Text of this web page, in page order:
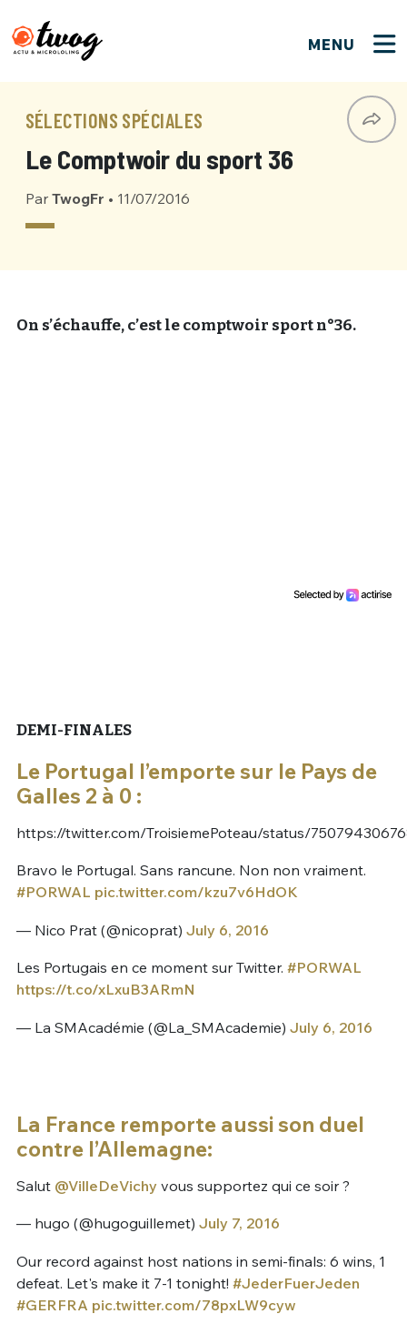
MENU
SÉLECTIONS SPÉCIALES
Le Comptwoir du sport 36
Par TwogFr • 11/07/2016
On s’échauffe, c’est le comptwoir sport n°36.
DEMI-FINALES
Le Portugal l’emporte sur le Pays de
Galles 2 à 0 :
https://twitter.com/TroisiemePoteau/status/
Bravo le Portugal. Sans rancune. Non non vraiment.
#PORWAL pic.twitter.com/kzu7v6HdOK
— Nico Prat (@nicoprat) July 6, 2016
Les Portugais en ce moment sur Twitter. #PORWAL
https://t.co/xLxuB3ARmN
— La SMAcadémie (@La_SMAcademie) July 6, 2016
La France remporte aussi son duel
contre l’Allemagne:
Salut @VilleDeVichyvous supportez qui ce soir ?
— hugo (@hugoguillemet) July 7, 2016
Our record against host nations in semi-finals: 6 wins, 1
defeat. Let's make it 7-1 tonight! #JederFuerJeden
#GERFRA pic.twitter.com/78pxLW9cyw
Bienvenue !
PSEUDO*
Connexion
MOT DE PASSE Mot de passe perdu ?
VOTRE PARTICIPATION
Que souhaitez-vous proposer ?
Quelques tweets